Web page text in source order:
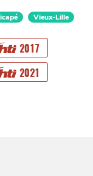
Vieux-Lille
2017
2021